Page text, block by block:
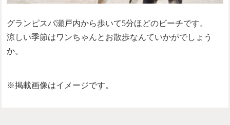
グランピスパ瀬戸内から歩いて5分ほどのビーチです。
涼しい季節はワンちゃんとお散歩なんていかがでしょう
か。
※掲載画像はイメージです。